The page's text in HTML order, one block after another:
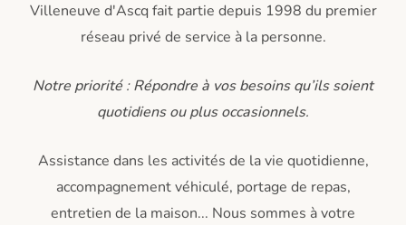
Villeneuve d'Ascq fait partie depuis 1998 du premier
réseau privé de service à la personne.
Notre priorité:Répondre à vos besoins qu’ils soient
quotidiens ou plus occasionnels.
Assistance dans les activités de la vie quotidienne,
accompagnement véhiculé, portage de repas,
entretien de la maison... Nous sommes à votre